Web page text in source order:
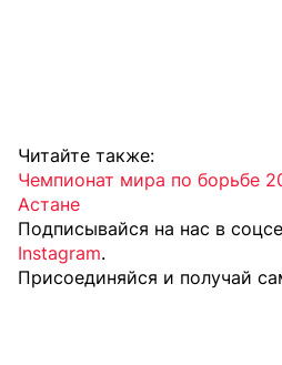
Читайте также:
Чемпионат мира по борьбе
Астане
Подписывайся на нас в
Instagram.
Присоединяйся и получай